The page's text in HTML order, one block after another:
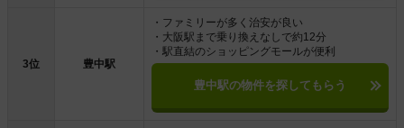
3位 豊中駅
・ファミリーが多く治安が良い
・大阪駅まで乗り換えなしで約12分
・駅直結のショッピングモールが便利
豊中駅の物件を探してもらう